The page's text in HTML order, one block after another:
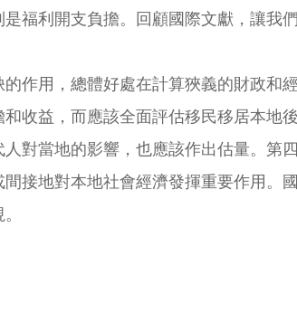
福利開支負擔。回顧國際文獻，讓我
作用，總體好處在計算狹義的財政和
收益，而應該全面評估移民移居本地
對當地的影響，也應該作出估量。第
接地對本地社會經濟發揮重要作用。